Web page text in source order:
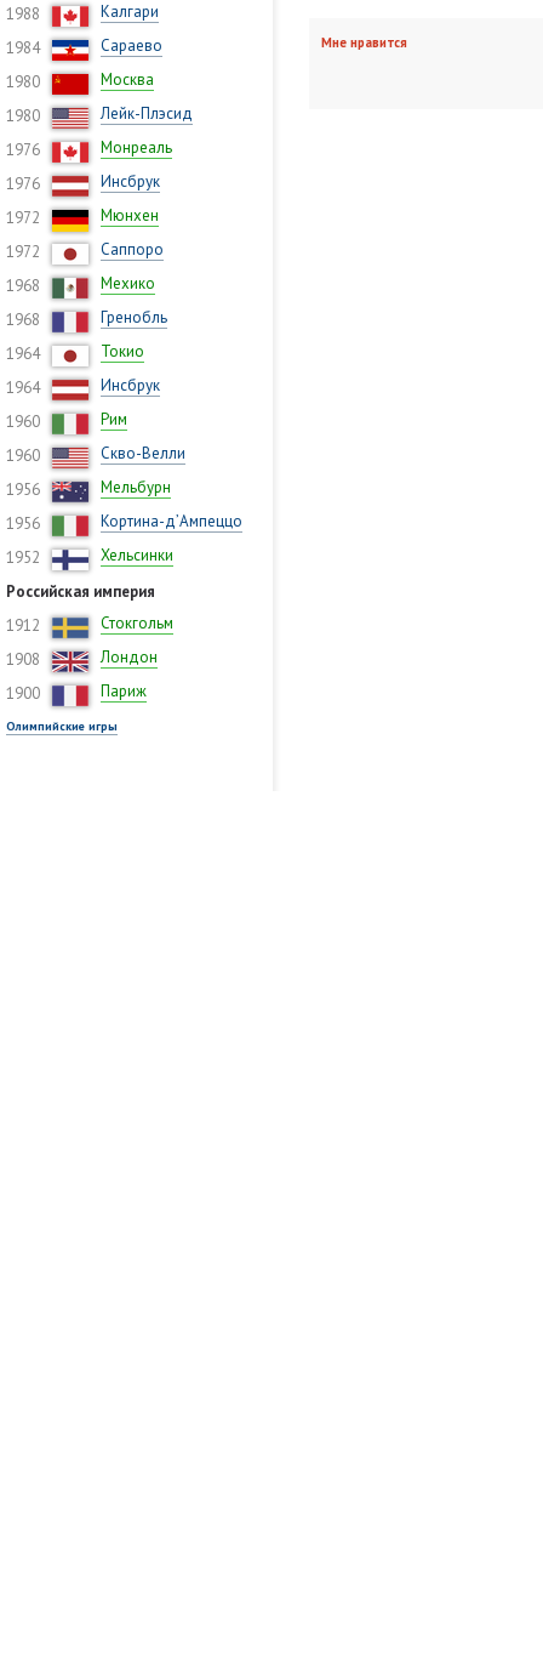
1988
Калгари
1984
Сараево
1980
Москва
1980
Лейк-Плэсид
1976
Монреаль
1976
Инсбрук
1972
Мюнхен
1972
Саппоро
1968
Мехико
1968
Гренобль
1964
Токио
1964
Инсбрук
1960
Рим
1960
Скво-Велли
1956
Мельбурн
1956
Кортина-д’Ампеццо
1952
Хельсинки
Российская империя
1912
Стокгольм
1908
Лондон
1900
Париж
Олимпийские игры
Мне нравится